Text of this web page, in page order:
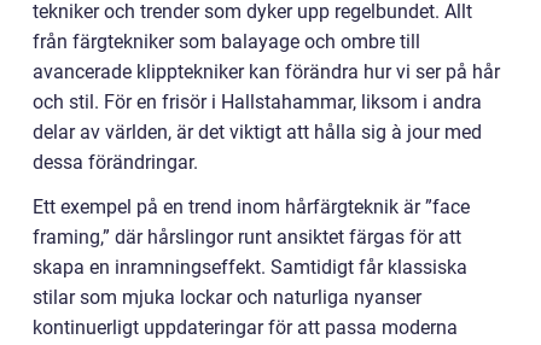
tekniker och trender som dyker upp regelbundet. Allt
från färgtekniker som balayage och ombre till
avancerade klipptekniker kan förändra hur vi ser på hår
och stil. För en frisör i Hallstahammar, liksom i andra
delar av världen, är det viktigt att hålla sig à jour med
dessa förändringar.
Ett exempel på en trend inom hårfärgteknik är ”face
framing,” där hårslingor runt ansiktet färgas för att
skapa en inramningseffekt. Samtidigt får klassiska
stilar som mjuka lockar och naturliga nyanser
kontinuerligt uppdateringar för att passa moderna